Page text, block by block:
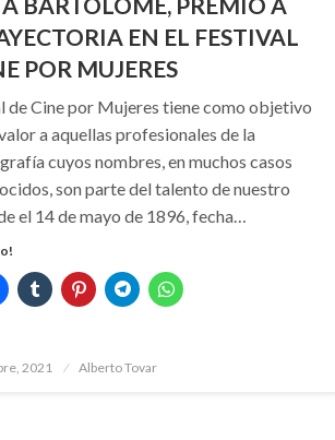
EN EL FESTIVAL
POR MUJERES
de Cine por Mujeres tiene como objetivo
a aquellas profesionales de la
cuyos nombres, en muchos casos
son parte del talento de nuestro
el 14 de mayo de 1896, fecha…
2021 Alberto Tovar